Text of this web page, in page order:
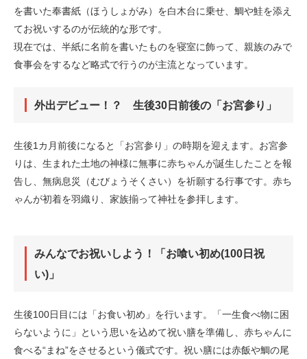
を書いた奉書紙（ほうしょがみ）を白木台に乗せ、鯛や鮭を添え
てお祝いするのが伝統的な形です。
現在では、半紙に名前を書いたものを寝室に飾って、親族のみで
食事会をするなど略式で行うのが主流となっています。
外出デビュー！？ 生後30日前後の「お宮参り」
生後1カ月前後になると「お宮参り」の時期を迎えます。お宮参
りは、生まれた土地の神様に無事に赤ちゃんが誕生したことを報
告し、無病息災（むびょうそくさい）を祈願する行事です。赤ち
ゃんが初着を羽織り、家族揃って神社を参拝します。
みんなでお祝いしよう！「お喰い初め(100日祝
い)」
生後100日目には「お食い初め」を行います。「一生食べ物に困
らないように」という思いを込めて祝い膳を準備し、赤ちゃんに
食べる“まね”をさせるという儀式です。祝い膳には赤飯や鯛の尾